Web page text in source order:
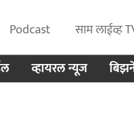
Podcast साम लाईव्ह
व्हायरल न्यूज